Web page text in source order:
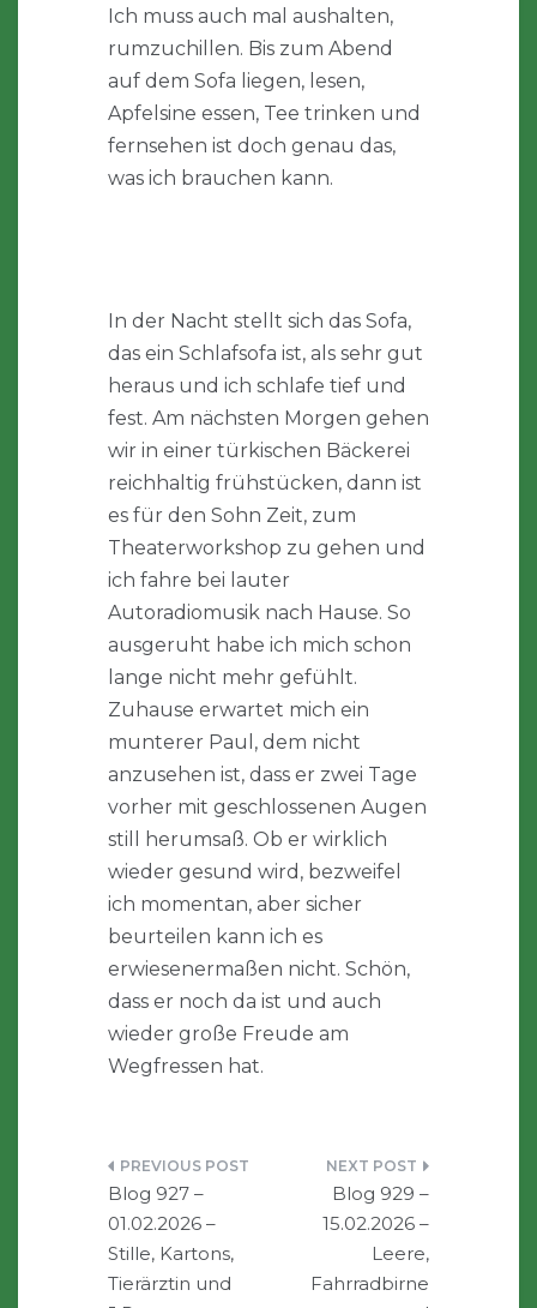
Ich muss auch mal aushalten,
rumzuchillen. Bis zum Abend
auf dem Sofa liegen, lesen,
Apfelsine essen, Tee trinken und
fernsehen ist doch genau das,
was ich brauchen kann.
In der Nacht stellt sich das Sofa,
das ein Schlafsofa ist, als sehr gut
heraus und ich schlafe tief und
fest. Am nächsten Morgen gehen
wir in einer türkischen Bäckerei
reichhaltig frühstücken, dann ist
es für den Sohn Zeit, zum
Theaterworkshop zu gehen und
ich fahre bei lauter
Autoradiomusik nach Hause. So
ausgeruht habe ich mich schon
lange nicht mehr gefühlt.
Zuhause erwartet mich ein
munterer Paul, dem nicht
anzusehen ist, dass er zwei Tage
vorher mit geschlossenen Augen
still herumsaß. Ob er wirklich
wieder gesund wird, bezweifel
ich momentan, aber sicher
beurteilen kann ich es
erwiesenermaßen nicht. Schön,
dass er noch da ist und auch
wieder große Freude am
Wegfressen hat.
Beitragsnavigation
Blog 927 –
01.02.2026 –
Stille, Kartons,
Tierärztin und
Blog 929 –
15.02.2026 –
Leere,
Fahrradbirne